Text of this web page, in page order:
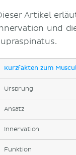
Artikel
und
Kurzfakten zum
Ursprung
Ansatz
Innervation
Funktion